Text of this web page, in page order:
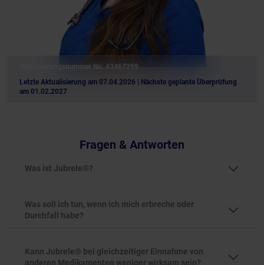
Letzte Aktualisierung am 07.04.2026
| Nächste geplante Überprüfung
am 01.02.2027
Registrierungsnummer No. 43467299
Fragen & Antworten
Was ist Jubrele®?
Was soll ich tun, wenn ich mich erbreche oder
Durchfall habe?
Kann Jubrele® bei gleichzeitiger Einnahme von
anderen Medikamenten weniger wirksam sein?